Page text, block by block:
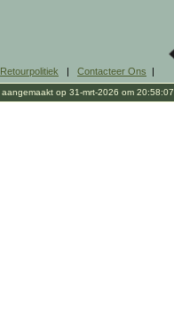
Retourpolitiek | Contacteer Ons |
aangemaakt op 31-mrt-2026 om